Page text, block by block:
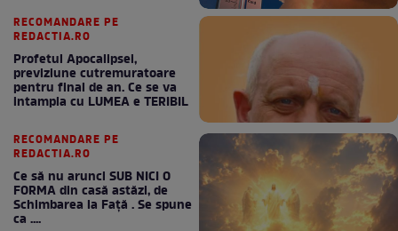
RECOMANDARE PE
REDACTIA.RO
Profetul Apocalipsei,
previziune cutremuratoare
pentru final de an. Ce se va
intampla cu LUMEA e TERIBIL
RECOMANDARE PE
REDACTIA.RO
Ce să nu arunci SUB NICI O
FORMA din casă astăzi, de
Schimbarea la Față . Se spune
ca ....